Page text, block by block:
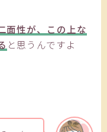
面性が、この上な
と思うんですよ